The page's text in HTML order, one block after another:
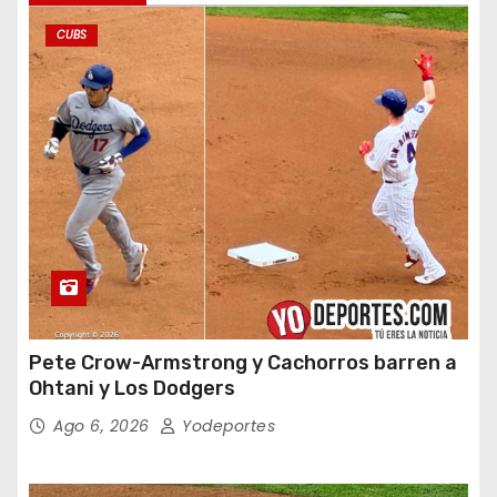
CUBS
Pete Crow-Armstrong y Cachorros barren a
Ohtani y Los Dodgers
Ago 6, 2026 Yodeportes